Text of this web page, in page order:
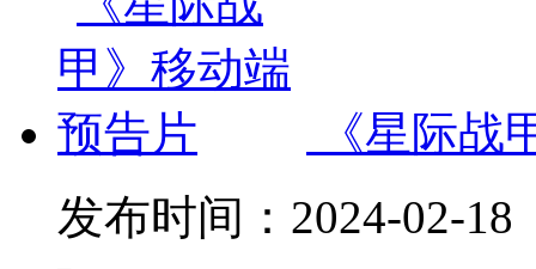
《星际战
发布时间： 2024-02-18